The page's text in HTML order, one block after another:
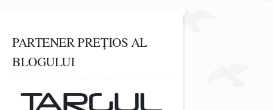
PARTENER PREȚIOS AL
BLOGULUI